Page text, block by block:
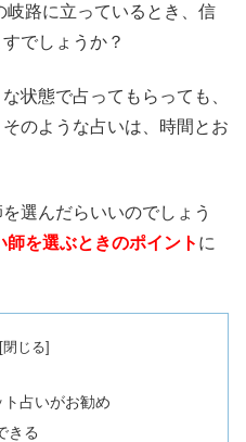
岐路に立っているとき、信
でしょうか？
状態で占ってもらっても、
のような占いは、時間とお
選んだらいいのでしょう
師を選ぶときのポイント に
占いがお勧め
きる